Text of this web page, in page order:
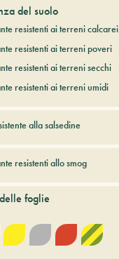
del futuro
del suolo
resistenti ai terreni calcarei
resistenti ai terreni poveri
resistenti ai terreni secchi
resistenti ai terreni umidi
alla salsedine
resistenti allo smog
foglie